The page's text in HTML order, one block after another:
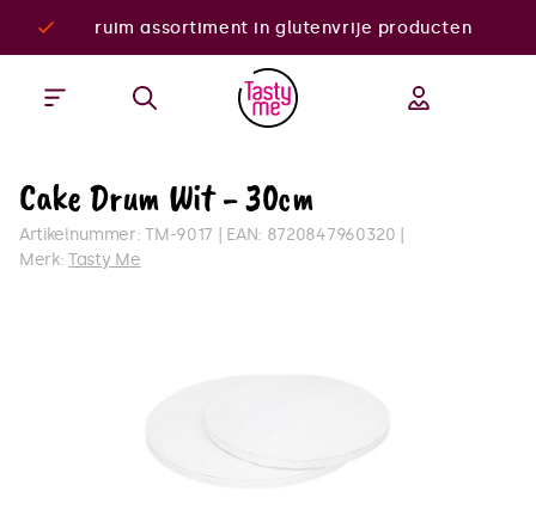
ruim assortiment in glutenvrije producten
Cake Drum Wit - 30cm
Artikelnummer:TM-9017 EAN: 8720847960320
Merk:Tasty Me